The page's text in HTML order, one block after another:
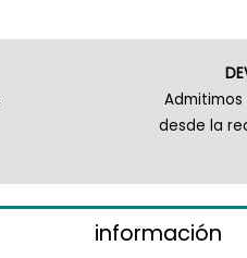
Admitimos
desde la
información